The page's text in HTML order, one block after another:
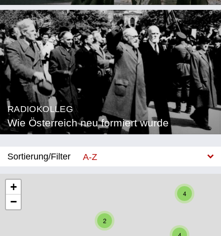
RADIOKOLLEG
Wie Österreich neu formiert wurde
Sortierung/Filter
A-Z
Burgenland
2
4
+
−